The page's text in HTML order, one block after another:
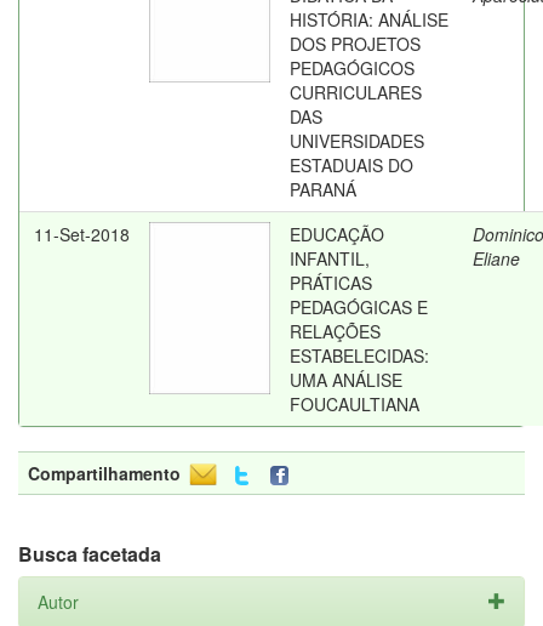
HISTÓRIA: ANÁLISE
DOS PROJETOS
PEDAGÓGICOS
CURRICULARES
DAS
UNIVERSIDADES
ESTADUAIS DO
PARANÁ
11-Set-2018
EDUCAÇÃO
INFANTIL,
PRÁTICAS
PEDAGÓGICAS E
RELAÇÕES
ESTABELECIDAS:
UMA ANÁLISE
FOUCAULTIANA
Eliane
Compartilhamento
Busca facetada
Autor